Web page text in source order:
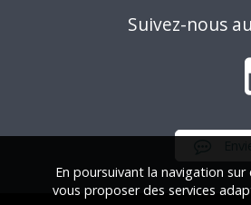
Suivez-nous
En poursuivant la navigation
vous proposer des services